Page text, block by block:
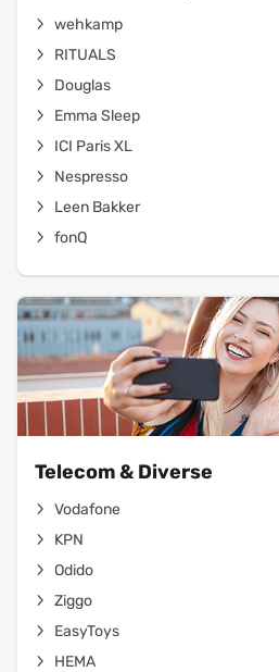
wehkamp
RITUALS
Douglas
Emma Sleep
ICI Paris XL
Nespresso
Leen Bakker
fonQ
Telecom & Diverse
Vodafone
KPN
Odido
Ziggo
EasyToys
HEMA